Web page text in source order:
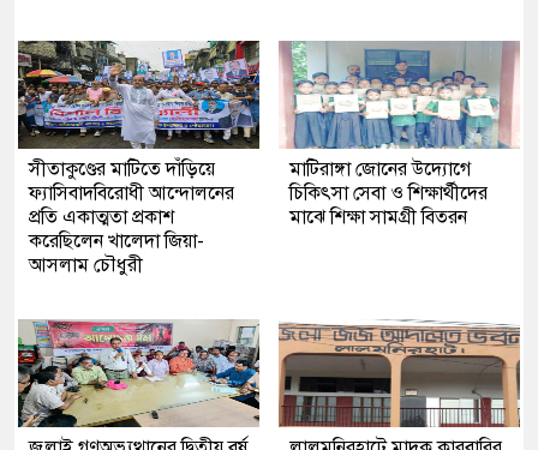
সীতাকুণ্ডের মাটিতে দাঁড়িয়ে
ফ্যাসিবাদবিরোধী আন্দোলনের
প্রতি একাত্মতা প্রকাশ
করেছিলেন খালেদা জিয়া-
আসলাম চৌধুরী
মাটিরাঙ্গা জোনের উদ্যোগে
চিকিৎসা সেবা ও শিক্ষার্থীদের
মাঝে শিক্ষা সামগ্রী বিতরন